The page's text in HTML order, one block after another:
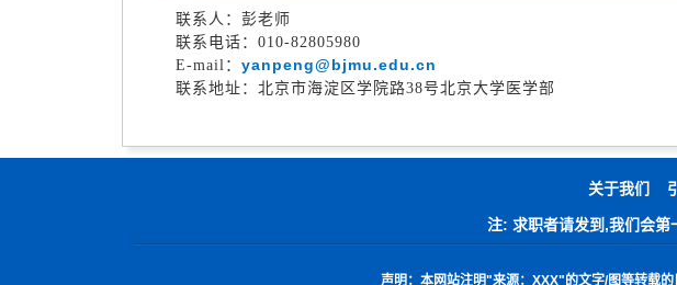
联系人：彭老师
联系电话：010-82805980
E-mail： yanpeng@bjmu.edu.cn
联系地址：北京市海淀区学院路38号北京大学医学部
关于我们
注: 求职者请发到,我们会第
声明： 本网站注明"来源： XXX" 的文字/图等转载的